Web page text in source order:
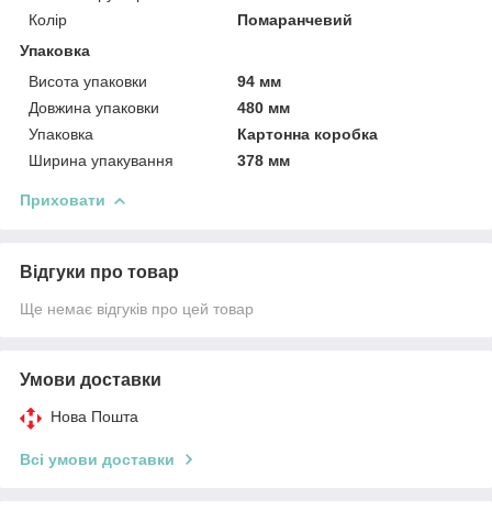
Колір
Помаранчевий
Упаковка
Висота упаковки
94 мм
Довжина упаковки
480 мм
Упаковка
Картонна коробка
Ширина упакування
378 мм
Приховати
Відгуки про товар
Ще немає відгуків про цей товар
Умови доставки
Нова Пошта
Всі умови доставки